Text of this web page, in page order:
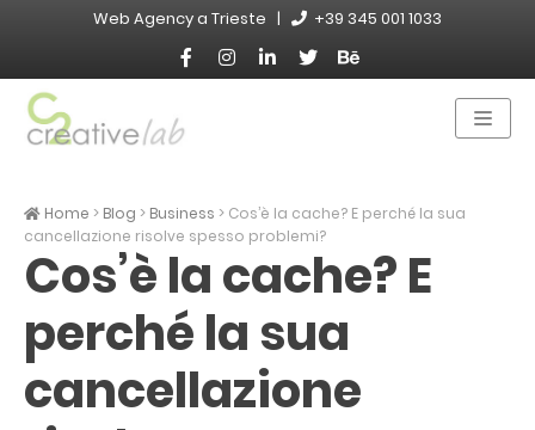
Web Agency a Trieste | +39 345 001 1033
C2 Creative Lab
Menù
Home > Blog > Business > Cos’è la cache? E perché la sua
cancellazione risolve spesso problemi?
Cos’è la cache? E
perché la sua
cancellazione